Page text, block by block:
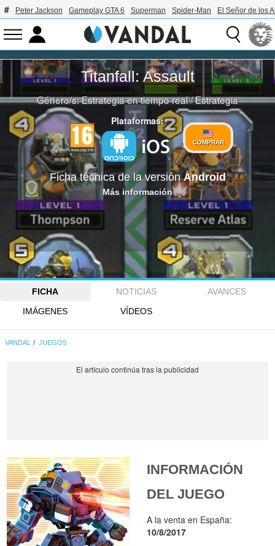
Peter Jackson Gameplay GTA 6 Superman Spider-Man El Señor de los
Titanfall: Assault
Género/s:Estrategia en tiempo real/Estrategia
Plataformas:
COMPRAR
Ficha técnica de la versiónAndroid
Más información
FICHA NOTICIAS
AVANCES
IMÁGENES
VÍDEOS
VANDAL JUEGOS
INFORMACIÓN
DEL JUEGO
A la venta en España:
10/8/2017